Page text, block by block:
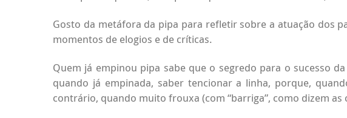
Gosto da metáfora da pipa para refletir sobre a atuação dos
momentos de elogios e de críticas.
Quem já empinou pipa sabe que o segredo para o sucesso
quando já empinada, saber tencionar a linha, porque,
contrário, quando muito frouxa (com “barriga”, como dizem